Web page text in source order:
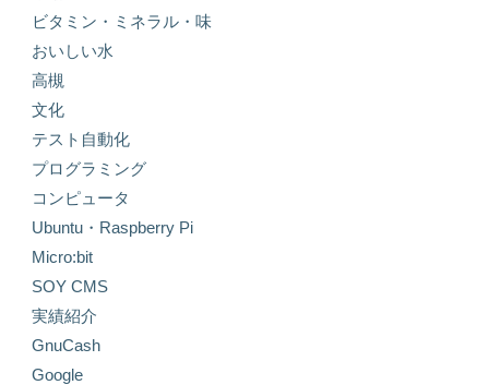
ビタミン・ミネラル・味
おいしい水
高槻
文化
テスト自動化
プログラミング
コンピュータ
Ubuntu・Raspberry Pi
Micro:bit
SOY CMS
実績紹介
GnuCash
Google